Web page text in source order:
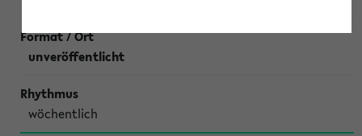
unveröffentlicht
wöchentlich